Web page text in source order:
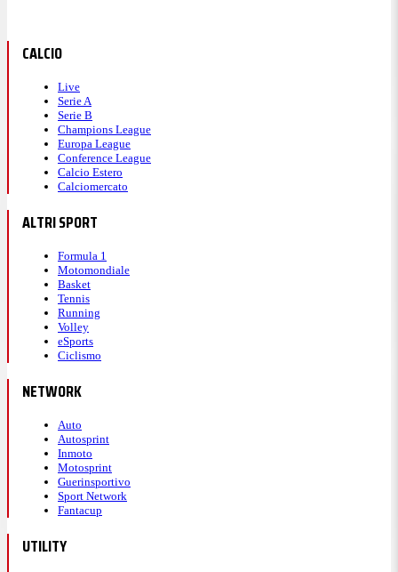
CALCIO
Live
Serie A
Serie B
Champions League
Europa League
Conference League
Calcio Estero
Calciomercato
ALTRI SPORT
Formula 1
Motomondiale
Basket
Tennis
Running
Volley
eSports
Ciclismo
NETWORK
Auto
Autosprint
Inmoto
Motosprint
Guerinsportivo
Sport Network
Fantacup
UTILITY